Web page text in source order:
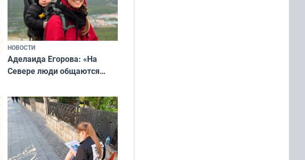
НОВОСТИ
Аделаида Егорова: «На
Севере люди общаются
а потому что
ты им интересен»